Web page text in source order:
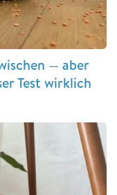
— aber
Test wirklich